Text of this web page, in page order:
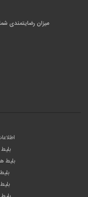
میزان رضایتمندی
بلیط